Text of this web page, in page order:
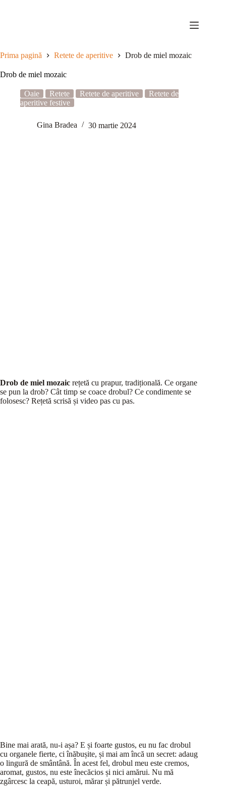
Prima pagină Retete de aperitive Drob de miel mozaic
Drob de miel mozaic
Oaie Retete Retete de aperitive
Retete de
aperitive festive
Gina Bradea 30 martie 2024
Drob de miel mozaic rețetă cu prapur, tradițională. Ce organe
se pun la drob? Cât timp se coace drobul? Ce condimente se
folosesc? Rețetă scrisă și video pas cu pas.
Bine mai arată, nu-i așa? E și foarte gustos, eu nu fac drobul
cu organele fierte, ci înăbușite, și mai am încă un secret: adaug
o lingură de smântână. În acest fel, drobul meu este cremos,
aromat, gustos, nu este înecăcios și nici amărui. Nu mă
zgârcesc la ceapă, usturoi, mărar și pătrunjel verde.